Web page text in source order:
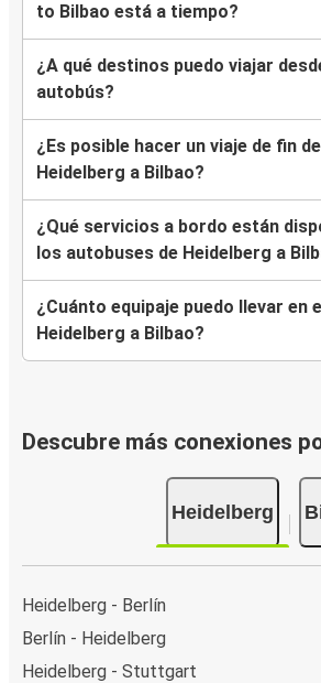
to Bilbao está a tiempo?
¿A qué destinos puedo viajar
autobús?
¿Es posible hacer un viaje de fin
Heidelberg a Bilbao?
¿Qué servicios a bordo están
los autobuses de Heidelberg a
¿Cuánto equipaje puedo llevar en
Heidelberg a Bilbao?
Descubre más conexiones
Heidelberg
Heidelberg - Berlín
Berlín - Heidelberg
Heidelberg - Stuttgart